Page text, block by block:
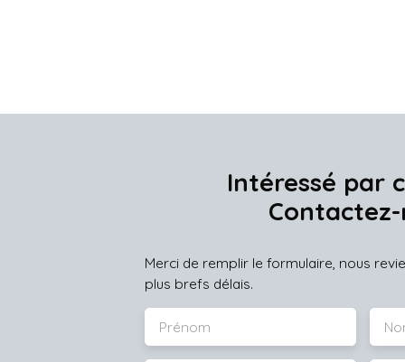
Intéressé par
Merci de remplir le formulaire, nous
plus brefs délais.
Prénom